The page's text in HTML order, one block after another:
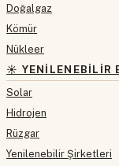
Doğalgaz
Kömür
Nükleer
☀️ YENILENEBILIR
Solar
Hidrojen
Rüzgar
Yenilenebilir Şirketleri